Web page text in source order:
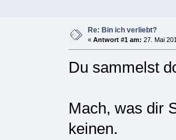
Re: Bin ich verliebt?
« Antwort #1 am: 27. Mai
Du sammelst
Mach, was dir
keinen.